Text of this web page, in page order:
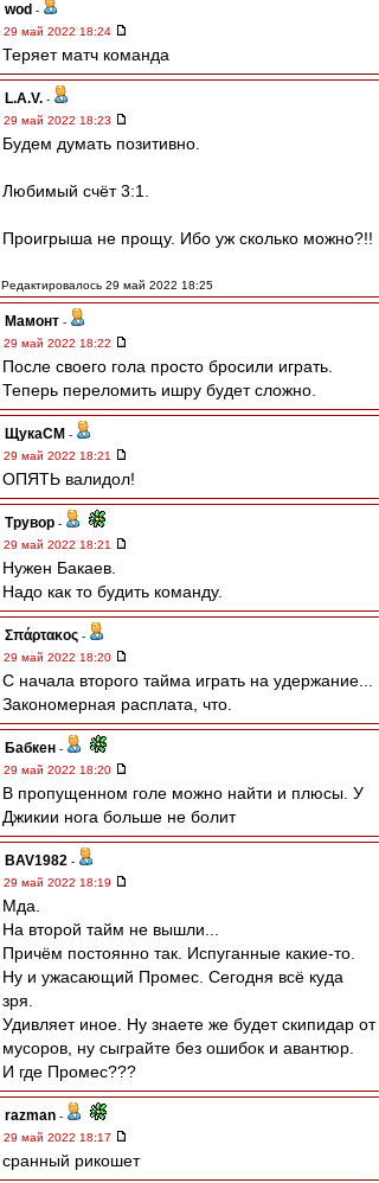
wod -
29 май 2022 18:24
Теряет матч команда
L.А.V. -
29 май 2022 18:23
Будем думать позитивно.
Любимый счёт 3:1.
Проигрыша не прощу. Ибо уж сколько можно?!!
Редактировалось 29 май 2022 18:25
Мамонт -
29 май 2022 18:22
После своего гола просто бросили играть.
Теперь переломить ишру будет сложно.
ЩукаСМ -
29 май 2022 18:21
ОПЯТЬ валидол!
Трувор -
29 май 2022 18:21
Нужен Бакаев.
Надо как то будить команду.
Σπάρτακος -
29 май 2022 18:20
С начала второго тайма играть на удержание...
Закономерная расплата, что.
Бабкен -
29 май 2022 18:20
В пропущенном голе можно найти и плюсы. У
Джикии нога больше не болит
BAV1982 -
29 май 2022 18:19
Мда.
На второй тайм не вышли...
Причём постоянно так. Испуганные какие-то.
Ну и ужасающий Промес. Сегодня всё куда
зря.
Удивляет иное. Ну знаете же будет скипидар от
мусоров, ну сыграйте без ошибок и авантюр.
И где Промес???
razman -
29 май 2022 18:17
сранный рикошет